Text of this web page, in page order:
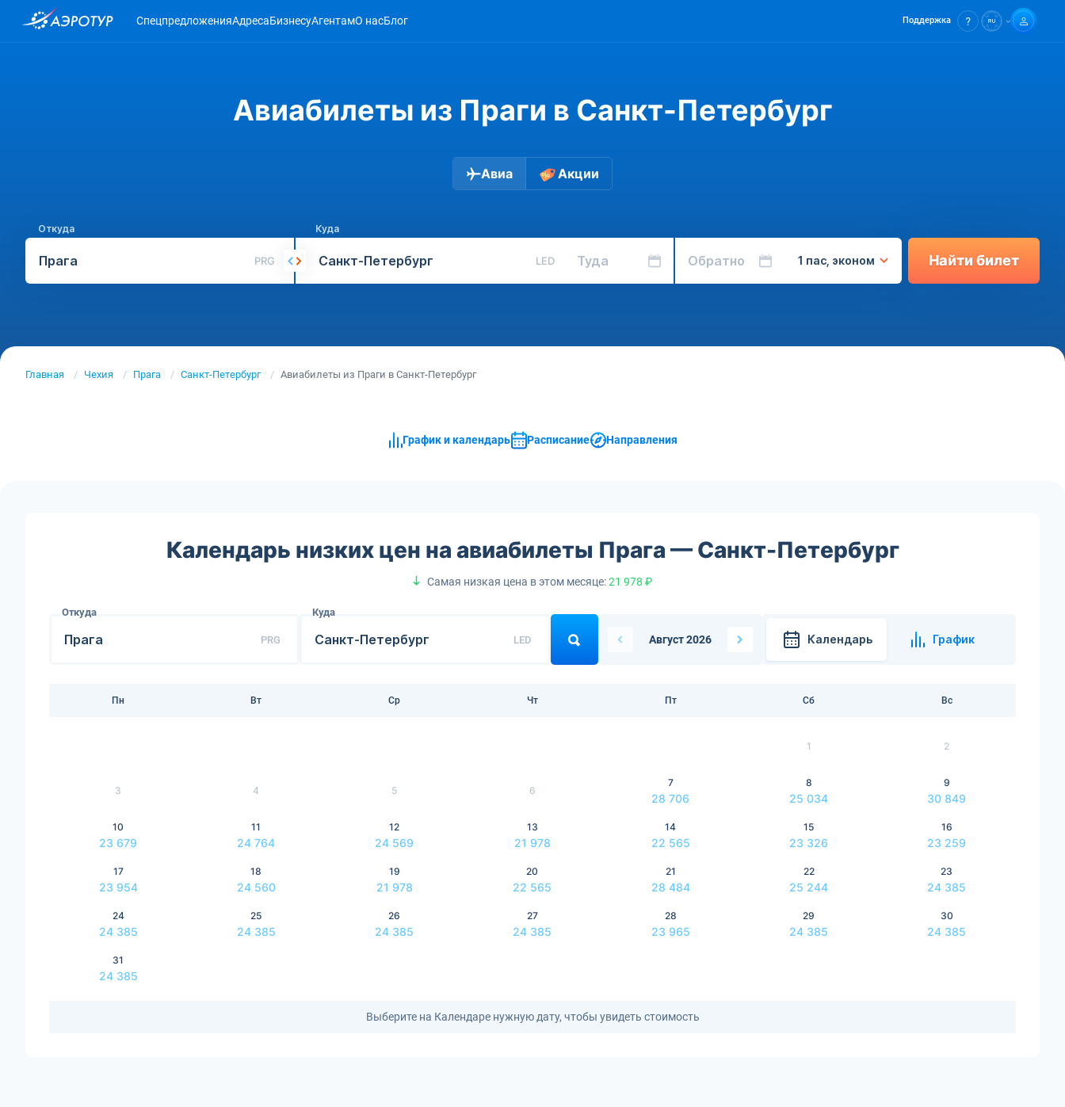
СпецпредложенияАдресаБизнесуАгентамО насБлог Поддержка
Авиабилеты из Праги в Санкт-Петербург
Авиа Акции
Откуда
PRG
Куда
LED Туда Обратно 1 пас, эконом Найти билет
Главная Чехия Прага Санкт-Петербург Авиабилеты из Праги в Санкт-Петербург
График и календарь Расписание Направления
Календарь низких цен на авиабилеты Прага — Санкт-Петербург
Самая низкая цена в этом месяце:21 978 ₽
Откуда
PRG
Куда
LED Август 2026 Календарь График
Пн Вт Ср Чт Пт Сб Вс
1 2
3 4 5 6
7
28 706
8
25 034
9
30 849
10
23 679
11
24 764
12
24 569
13
21 978
14
22 565
15
23 326
16
23 259
17
23 954
18
24 560
19
21 978
20
22 565
21
28 484
22
25 244
23
24 385
24
24 385
25
24 385
26
24 385
27
24 385
28
23 965
29
24 385
30
24 385
31
24 385
Выберите на Календаре нужную дату, чтобы увидеть стоимость